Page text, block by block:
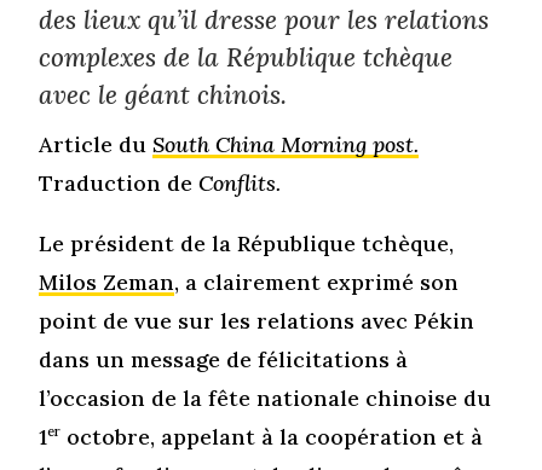
des lieux qu’il dresse pour les relations
complexes de la République tchèque
avec le géant chinois.
Article duSouth China Morning post.
Traduction deConflits.
Le président de la République tchèque,
Milos Zeman, a clairement exprimé son
point de vue sur les relations avec Pékin
dans un message de félicitations à
l’occasion de la fête nationale chinoise du
1er octobre, appelant à la coopération et à